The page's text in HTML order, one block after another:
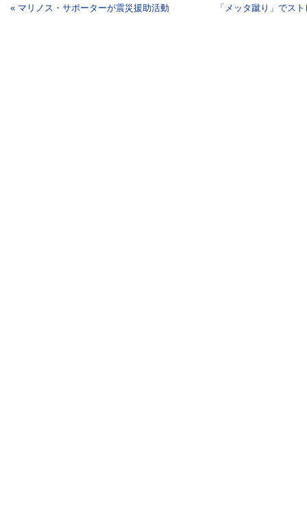
« マリノス・サポーターが震災援助活動 「メッタ蹴り」でス